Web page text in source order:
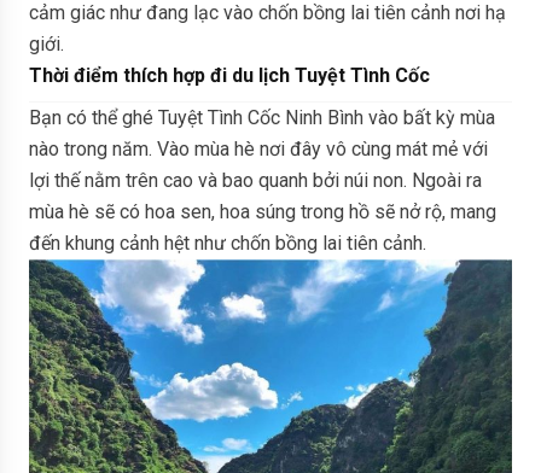
cảm giác như đang lạc vào chốn bồng lai tiên cảnh nơi hạ
giới.
Thời điểm thích hợp đi du lịch Tuyệt Tình Cốc
Bạn có thể ghé Tuyệt Tình Cốc Ninh Bình vào bất kỳ mùa
nào trong năm. Vào mùa hè nơi đây vô cùng mát mẻ với
lợi thế nằm trên cao và bao quanh bởi núi non. Ngoài ra
mùa hè sẽ có hoa sen, hoa súng trong hồ sẽ nở rộ, mang
đến khung cảnh hệt như chốn bồng lai tiên cảnh.